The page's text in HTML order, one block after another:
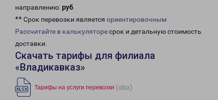
направлению: руб.
** Срок перевозки является ориентировочным
Рассчитайте в калькуляторесрок и детальную стоимость
доставки.
Скачать тарифы для филиала
«Владикавказ»
Тарифы на услуги перевозки (xlsx)